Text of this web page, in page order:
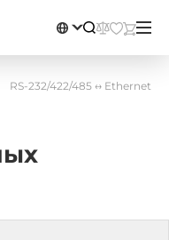
RS-232/422/485 ↔ Ethernet